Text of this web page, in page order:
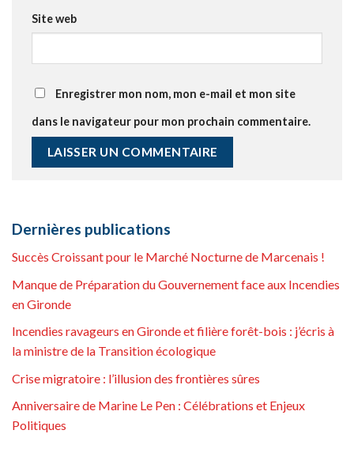
Site web
Enregistrer mon nom, mon e-mail et mon site
dans le navigateur pour mon prochain commentaire.
Dernières publications
Succès Croissant pour le Marché Nocturne de Marcenais !
Manque de Préparation du Gouvernement face aux Incendies
en Gironde
Incendies ravageurs en Gironde et filière forêt-bois : j’écris à
la ministre de la Transition écologique
Crise migratoire : l’illusion des frontières sûres
Anniversaire de Marine Le Pen : Célébrations et Enjeux
Politiques